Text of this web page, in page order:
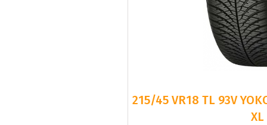
215/45 VR18 TL 93V
XL